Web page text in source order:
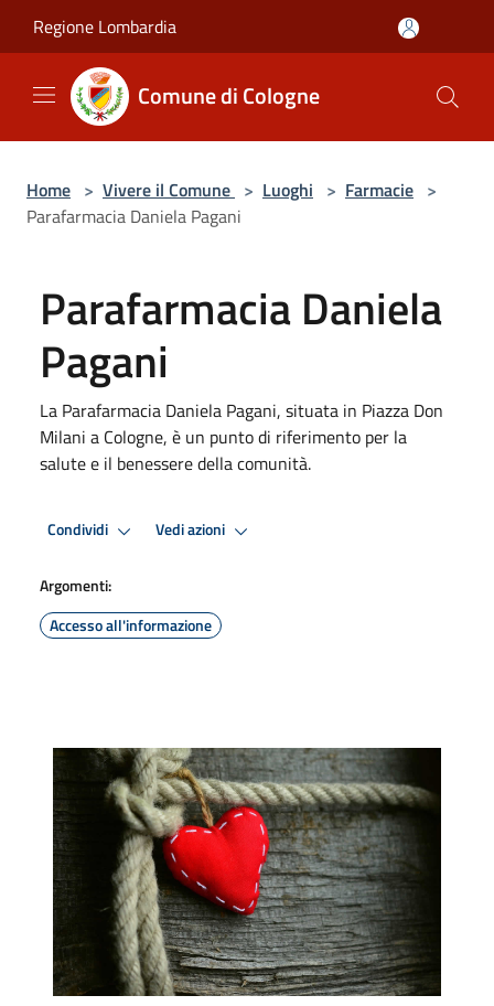
Regione Lombardia
Comune di Cologne
Home > Vivere il Comune > Luoghi > Farmacie >
Parafarmacia Daniela Pagani
Parafarmacia Daniela
Pagani
La Parafarmacia Daniela Pagani, situata in Piazza Don
Milani a Cologne, è un punto di riferimento per la
salute e il benessere della comunità.
Condividi Vedi azioni
Argomenti:
Accesso all'informazione